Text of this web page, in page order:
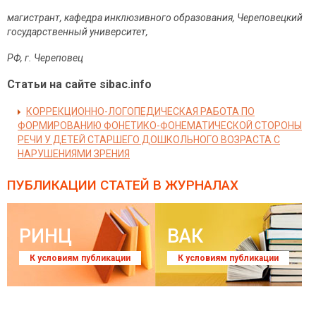
магистрант, кафедра инклюзивного образования, Череповецкий
государственный университет,
РФ, г. Череповец
Статьи на сайте sibac.info
КОРРЕКЦИОННО-ЛОГОПЕДИЧЕСКАЯ РАБОТА ПО
ФОРМИРОВАНИЮ ФОНЕТИКО-ФОНЕМАТИЧЕСКОЙ СТОРОНЫ
РЕЧИ У ДЕТЕЙ СТАРШЕГО ДОШКОЛЬНОГО ВОЗРАСТА С
НАРУШЕНИЯМИ ЗРЕНИЯ
ПУБЛИКАЦИИ СТАТЕЙ В ЖУРНАЛАХ
РИНЦ
К условиям публикации
ВАК
К условиям публикации